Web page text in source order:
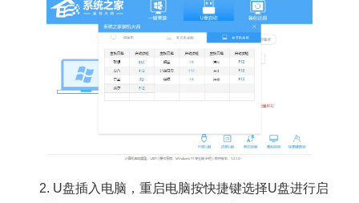
2. U盘插入电脑，重启电脑按快捷键选择U盘进行启